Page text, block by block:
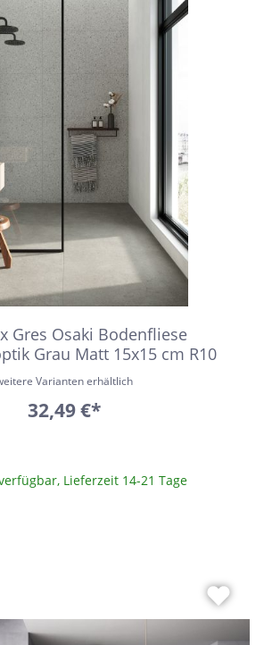
Gres Osaki Bodenfliese
Grau Matt 15x15 cm R10
Varianten erhältlich
32,49 €*
Lieferzeit 14-21 Tage